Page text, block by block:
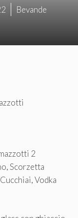
Bevande
2
Scorzetta
Vodka